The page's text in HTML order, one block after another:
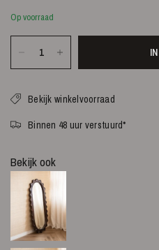
Op voorraad
Bekijk winkelvoorraad
Binnen 48 uur verstuurd*
Bekijk ook